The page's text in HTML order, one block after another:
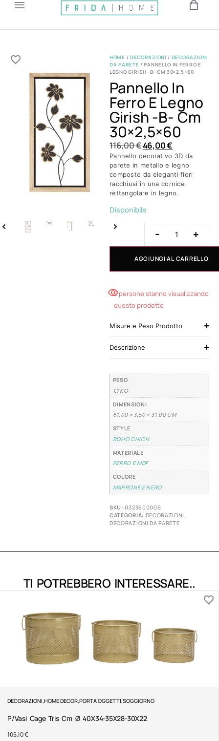
HOME / DECORAZIONI / DECORAZIONI
DA PARETE / PANNELLO IN FERRO E
LEGNO GIRISH -B- CM 30×2,5×60
Pannello In
Ferro E Legno
Girish -b- Cm
30×2,5×60
116,00€46,00€
Pannello decorativo 3D da
parete in metallo e legno
composto da eleganti fiori
racchiusi in una cornice
rettangolare in legno.
Disponibile
- +
AGGIUNGI AL CARRELLO
2 persone stanno visualizzando
questo prodotto
Misure e Peso Prodotto
Descrizione
PESO
1,1 KG
DIMENSIONI
61,00 × 3,50 × 31,00 CM
STYLE
BOHO CHICH
MATERIALE
FERRO E MDF
COLORE
MARRONE E NERO
SKU:032360000B
CATEGORIA: DECORAZIONI
DECORAZIONI DA PARETE
TI POTREBBERO INTERESSARE..
DECORAZIONI,HOME DECOR,PORTA OGGETTI,SOGGIORNO
P/Vasi Cage Tris Cm Ø 40X34-35X28-30X22
105,10€